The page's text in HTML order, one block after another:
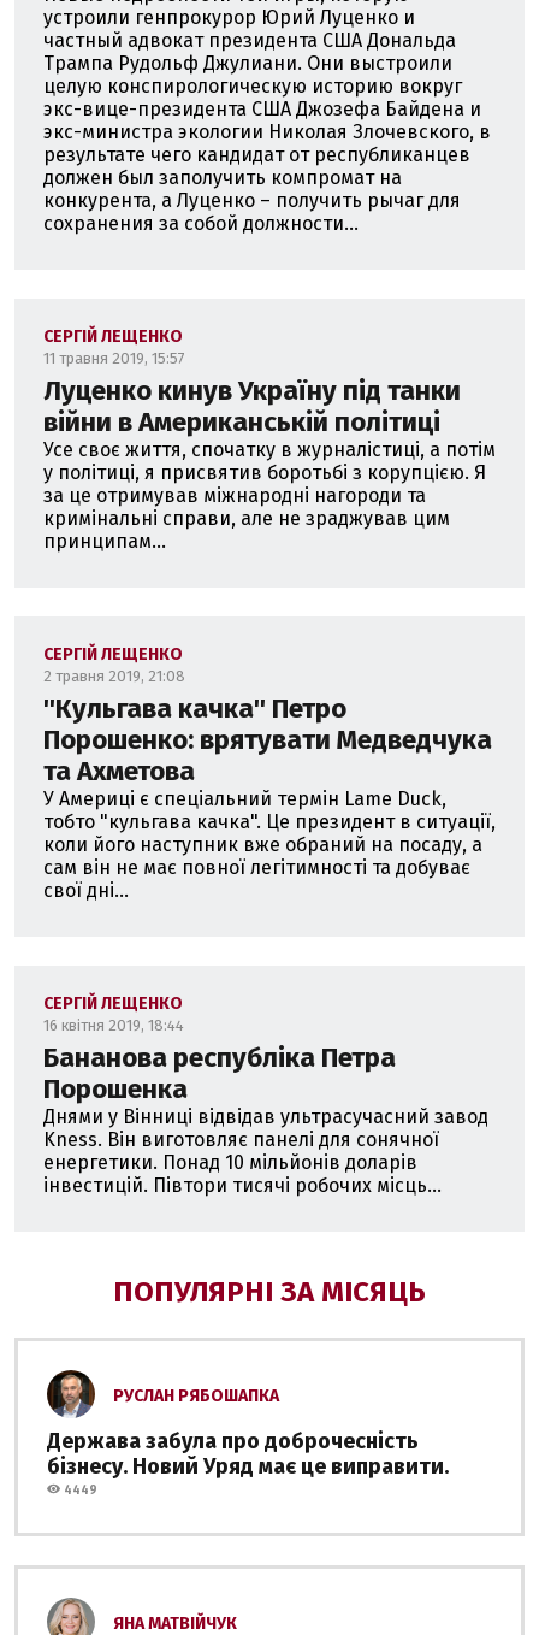
устроили генпрокурор Юрий Луценко и
частный адвокат президента США Дональда
Трампа Рудольф Джулиани. Они выстроили
целую конспирологическую историю вокруг
экс-вице-президента США Джозефа Байдена и
экс-министра экологии Николая Злочевского, в
результате чего кандидат от республиканцев
должен был заполучить компромат на
конкурента, а Луценко – получить рычаг для
сохранения за собой должности...
СЕРГІЙ ЛЕЩЕНКО
11 травня 2019, 15:57
Луценко кинув Україну під танки
війни в Американській політиці
Усе своє життя, спочатку в журналістиці, а потім
у політиці, я присвятив боротьбі з корупцією. Я
за це отримував міжнародні нагороди та
кримінальні справи, але не зраджував цим
принципам...
СЕРГІЙ ЛЕЩЕНКО
2 травня 2019, 21:08
''Кульгава качка'' Петро
Порошенко: врятувати Медведчука
та Ахметова
У Америці є спеціальний термін Lame Duck,
тобто "кульгава качка". Це президент в ситуації,
коли його наступник вже обраний на посаду, а
сам він не має повної легітимності та добуває
свої дні...
СЕРГІЙ ЛЕЩЕНКО
16 квітня 2019, 18:44
Бананова республіка Петра
Порошенка
Днями у Вінниці відвідав ультрасучасний завод
Kness. Він виготовляє панелі для сонячної
енергетики. Понад 10 мільйонів доларів
інвестицій. Півтори тисячі робочих місць...
ПОПУЛЯРНІ ЗА МІСЯЦЬ
РУСЛАН РЯБОШАПКА
Держава забула про доброчесність
бізнесу. Новий Уряд має це виправити.
4449
ЯНА МАТВІЙЧУК